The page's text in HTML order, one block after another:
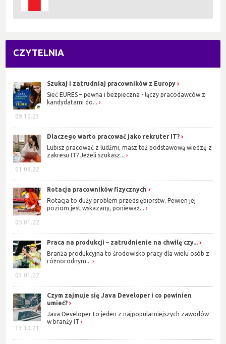
CZYTELNIA
09.10.23
Szukaj i zatrudniaj pracowników z Europy
Sieć EURES – pewna i bezpieczna - łączy pracodawców z
kandydatami do...
01.08.22
Dlaczego warto pracować jako rekruter IT?
Lubisz pracować z ludźmi, masz też podstawową wiedzę z
zakresu IT? Jeżeli szukasz...
05.01.22
Rotacja pracowników fizycznych
Rotacja to duży problem przedsiębiorstw. Pewien jej
poziom jest wskazany, ponieważ...
03.01.22
Praca na produkcji – zatrudnienie na chwilę czy...
Branża produkcyjna to środowisko pracy dla wielu osób z
różnorodnym...
13.10.21
Czym zajmuje się Java Developer i co powinien
umieć?
Java Developer to jeden z najpopularniejszych zawodów
w branży IT